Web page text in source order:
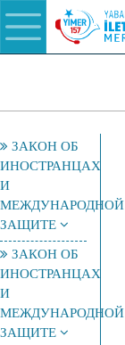
ЗАКОН ОБ
ИНОСТРАНЦАХ
И
МЕЖДУНАРОДНОЙ
ЗАЩИТЕ
ЗАКОН ОБ
ИНОСТРАНЦАХ
И
МЕЖДУНАРОДНОЙ
ЗАЩИТЕ